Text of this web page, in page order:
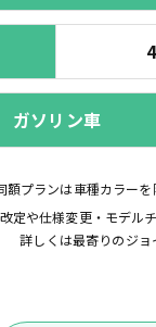
ガソリン車
プランは車種カラー
定や仕様変更・モデル
詳しくは最寄りのジョ